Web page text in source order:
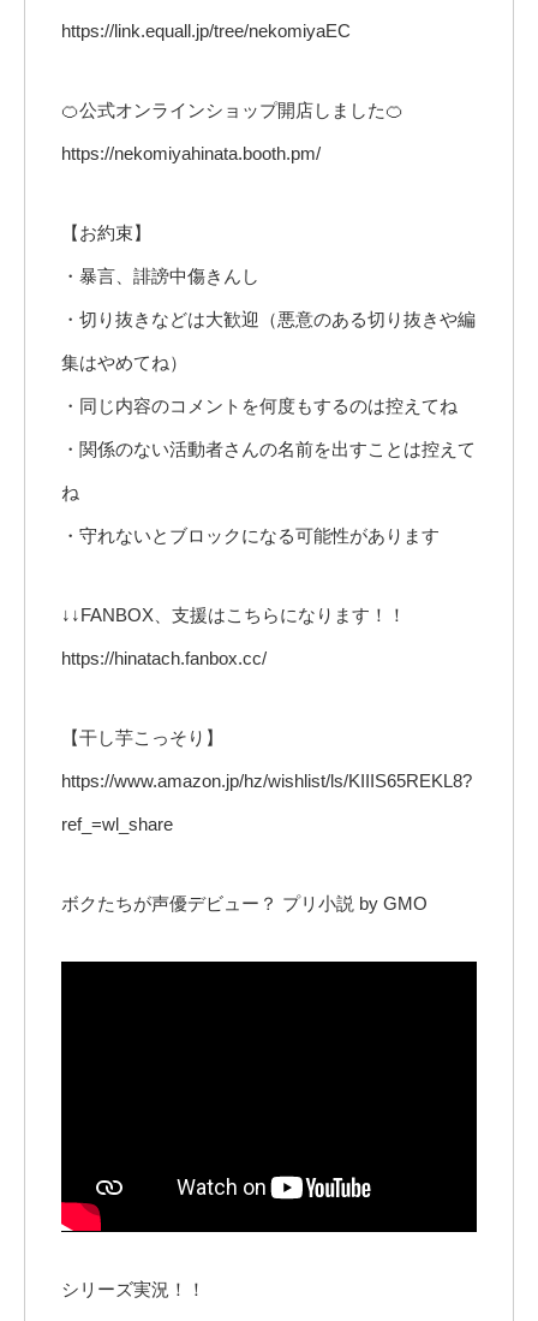
https://link.equall.jp/tree/nekomiyaEC
🍊公式オンラインショップ開店しました🍊
https://nekomiyahinata.booth.pm/
【お約束】
・暴言、誹謗中傷きんし
・切り抜きなどは大歓迎（悪意のある切り抜きや編
集はやめてね）
・同じ内容のコメントを何度もするのは控えてね
・関係のない活動者さんの名前を出すことは控えて
ね
・守れないとブロックになる可能性があります
↓↓FANBOX、支援はこちらになります！！
https://hinatach.fanbox.cc/
【干し芋こっそり】
https://www.amazon.jp/hz/wishlist/ls/KIIIS65REKL8?
ref_=wl_share
ボクたちが声優デビュー？ プリ小説 by GMO
シリーズ実況！！